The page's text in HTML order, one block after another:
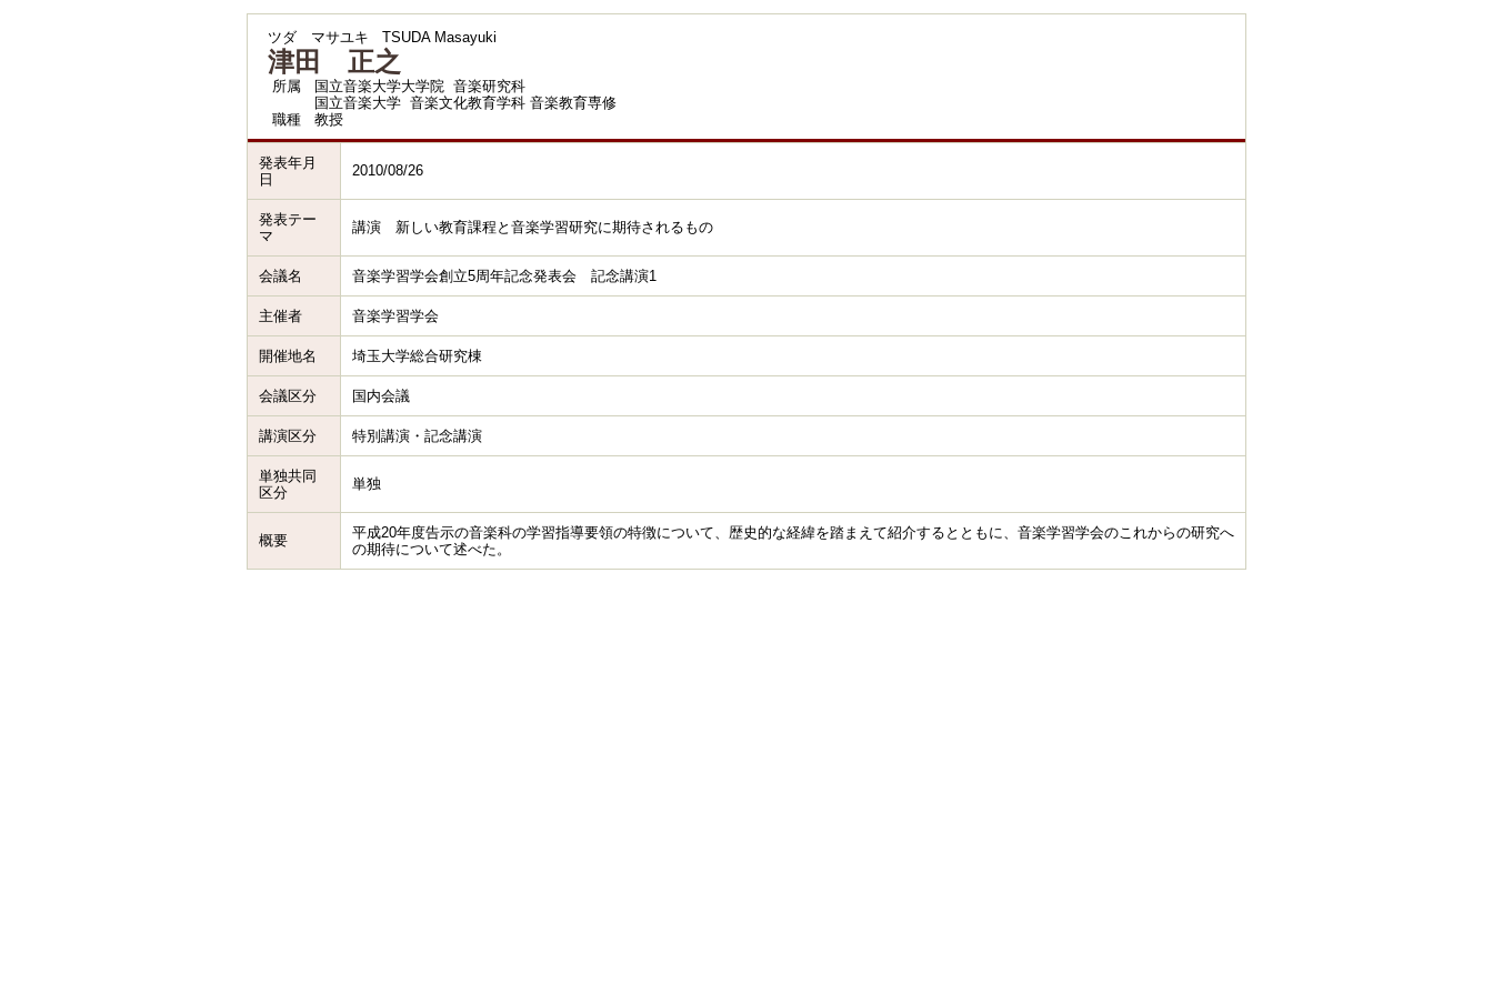
ツダ マサユキ TSUDA Masayuki
津田 正之
所属
国立音楽大学大学院 音楽研究科
国立音楽大学 音楽文化教育学科 音楽教育専修
職種
教授
発表年月
日
2010/08/26
発表テー
マ
講演 新しい教育課程と音楽学習研究に期待されるもの
会議名 音楽学習学会創立5周年記念発表会 記念講演1
主催者 音楽学習学会
開催地名 埼玉大学総合研究棟
会議区分 国内会議
講演区分 特別講演・記念講演
単独共同
区分
単独
概要
平成20年度告示の音楽科の学習指導要領の特徴について、歴史的な経緯を踏まえて紹介するとともに、音楽学習学会のこれからの研究へ
の期待について述べた。